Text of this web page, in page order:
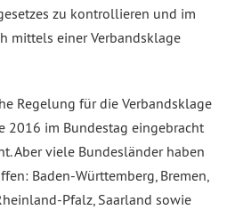
zu kontrollieren und im
mittels einer Verbandsklage
Regelung für die Verbandsklage
2016 im Bundestag eingebracht
Aber viele Bundesländer haben
Baden-Württemberg, Bremen,
Pfalz, Saarland sowie